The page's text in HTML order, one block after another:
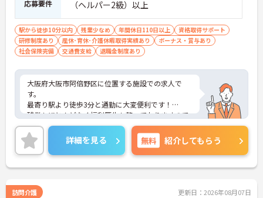
応募要件 （ヘルパー2級）以上
駅から徒歩10分以内 残業少なめ 年間休日110日以上
資格取得サポート
研修制度あり
産休･育休･介護休暇取得実績あり
ボーナス・賞与あり
社会保険完備
交通費支給 退職金制度あり
大阪府大阪市阿倍野区に位置する施設での求人で
す。
最寄り駅より徒歩3分と通勤に大変便利です！
残業もほとんどなく福利厚生も整っておりますので
安心して就業していただけます。
ご興味のある方はお気軽にお問い合わせ下さい。
詳細を見る 無料 紹介してもらう
訪問介護 更新日：2026年08月07日